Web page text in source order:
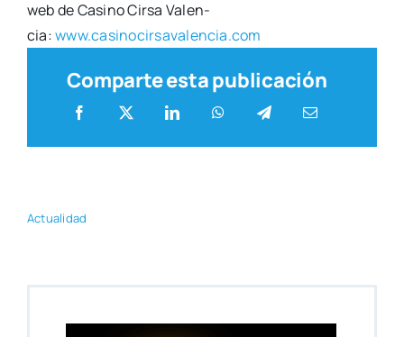
web de Casino Cir­sa Valen­
cia:www.casinocirsavalencia.com
Comparte esta publicación
Actua­li­dad